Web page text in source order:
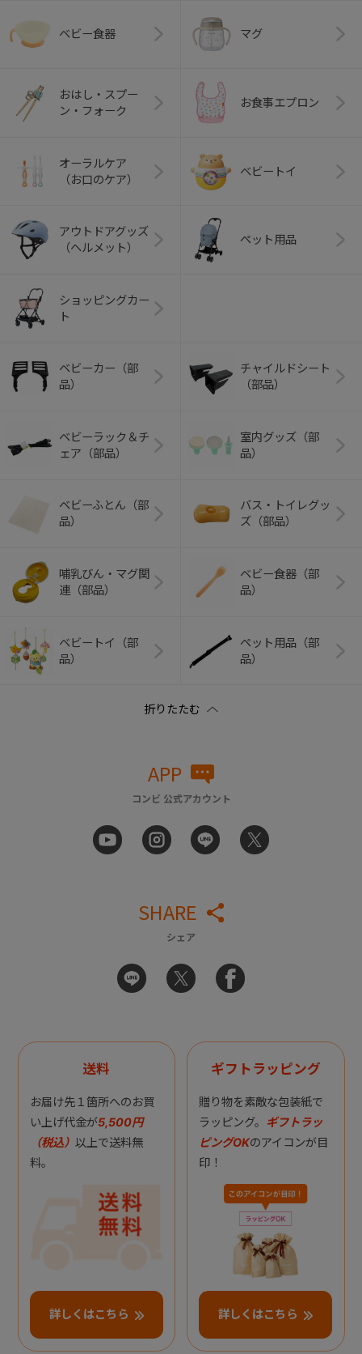
ベビー食器 マグ
おはし・スプー
ン・フォーク
お食事エプロン
オーラルケア
（お口のケア）
ベビートイ
アウトドアグッズ
（ヘルメット）
ペット用品
ショッピングカー
ト
ベビーカー（部
品）
チャイルドシート
（部品）
ベビーラック＆チ
ェア（部品）
室内グッズ（部
品）
ベビーふとん（部
品）
バス・トイレグッ
ズ（部品）
哺乳びん・マグ関
連（部品）
ベビー食器（部
品）
ベビートイ（部
品）
ペット用品（部
品）
APP
コンビ 公式アカウント
SHARE
シェア
送料
お届け先１箇所へのお買
い上げ代金が5,500円
（税込） 以上で送料無
料。
詳しくはこちら
ギフトラッピング
贈り物を素敵な包装紙で
ラッピング。 ギフトラッ
ピングOKのアイコンが目
印！
詳しくはこちら